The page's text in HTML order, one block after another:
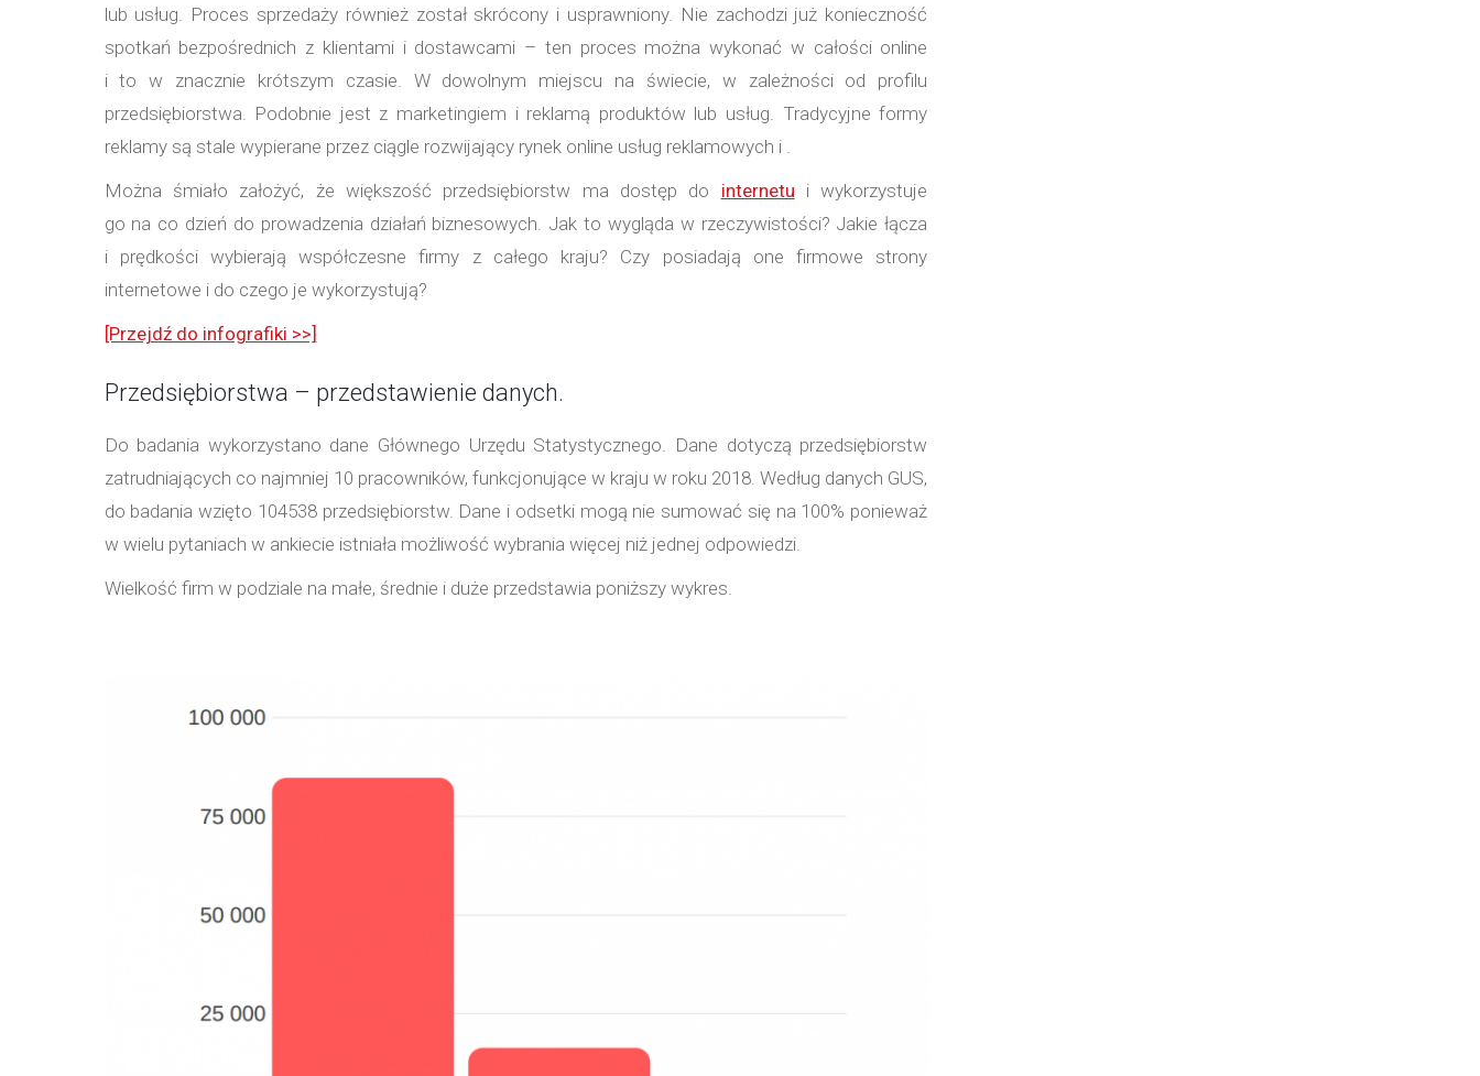
lub usług. Proces sprzedaży również został skrócony i usprawniony. Nie zachodzi już konieczność
spotkań bezpośrednich z klientami i dostawcami – ten proces można wykonać w całości online
i to w znacznie krótszym czasie. W dowolnym miejscu na świecie, w zależności od profilu
przedsiębiorstwa. Podobnie jest z marketingiem i reklamą produktów lub usług. Tradycyjne formy
reklamy są stale wypierane przez ciągle rozwijający rynek online usług reklamowych i .
Można śmiało założyć, że większość przedsiębiorstw ma dostęp do internetu i wykorzystuje
go na co dzień do prowadzenia działań biznesowych. Jak to wygląda w rzeczywistości? Jakie łącza
i prędkości wybierają współczesne firmy z całego kraju? Czy posiadają one firmowe strony
internetowe i do czego je wykorzystują?
[Przejdź do infografiki >>]
Przedsiębiorstwa – przedstawienie danych.
Do badania wykorzystano dane Głównego Urzędu Statystycznego. Dane dotyczą przedsiębiorstw
zatrudniających co najmniej 10 pracowników, funkcjonujące w kraju w roku 2018. Według danych GUS,
do badania wzięto 104538 przedsiębiorstw. Dane i odsetki mogą nie sumować się na 100% ponieważ
w wielu pytaniach w ankiecie istniała możliwość wybrania więcej niż jednej odpowiedzi.
Wielkość firm w podziale na małe, średnie i duże przedstawia poniższy wykres.